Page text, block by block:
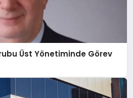
Üst Yönetiminde Görev